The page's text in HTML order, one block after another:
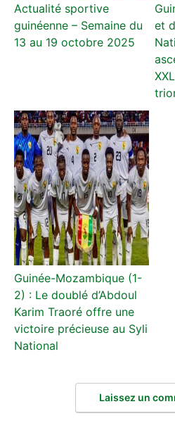
Actualité sportive
guinéenne – Semaine du
13 au 19 octobre 2025
et
Guinée-Mozambique (1-
2) : Le doublé d’Abdoul
Karim Traoré offre une
victoire précieuse au Syli
National
Laissez un